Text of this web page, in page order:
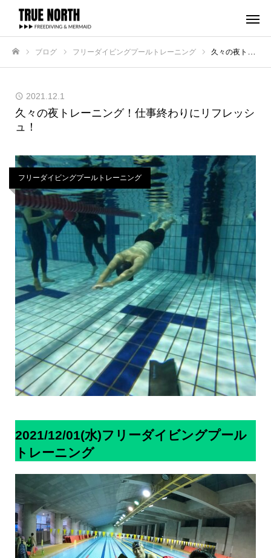
ブログ フリーダイビングプールトレーニング 久々の夜トレーニング！仕事終わりにリフレッシュ！
2021.12.1
久々の夜トレーニング！仕事終わりにリフレッシ
ュ！
フリーダイビングプールトレーニング
2021/12/01(水)フリーダイビングプール
トレーニング